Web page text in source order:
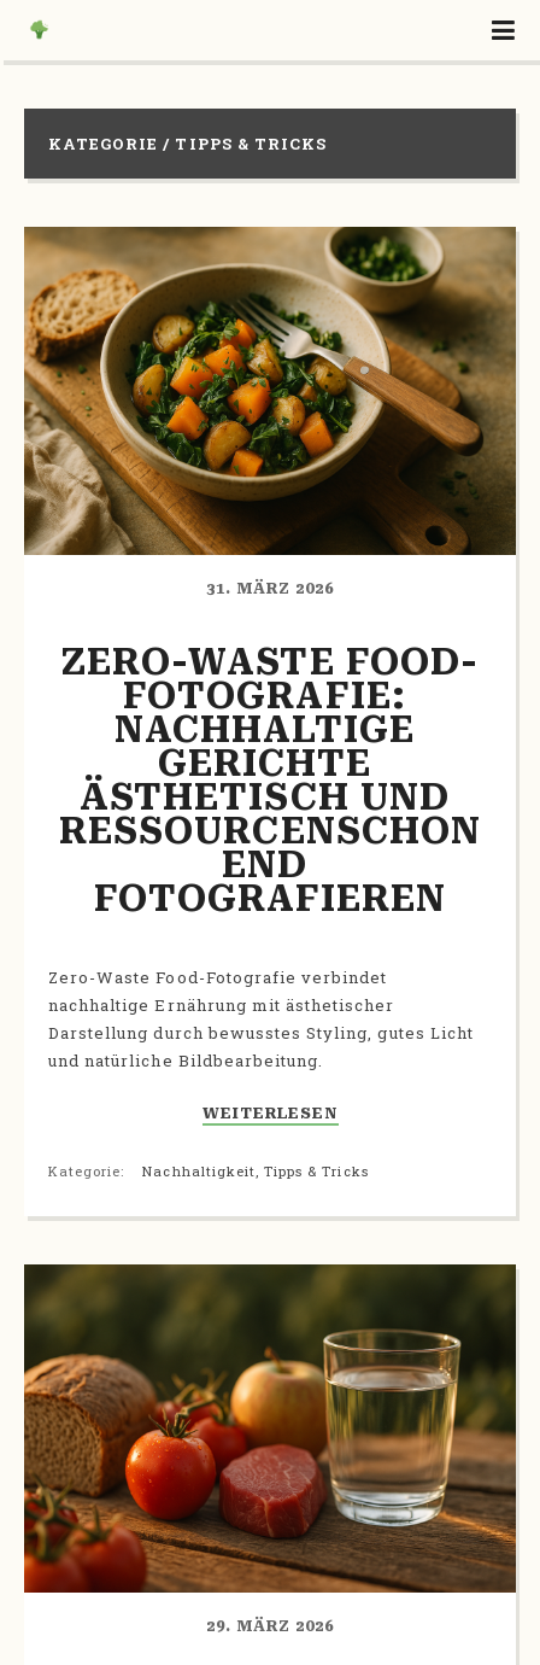
KATEGORIE / TIPPS & TRICKS
31. MÄRZ 2026
ZERO-WASTE FOOD-
FOTOGRAFIE:
NACHHALTIGE
GERICHTE
ÄSTHETISCH UND
RESSOURCENSCHON
END
FOTOGRAFIEREN
Zero-Waste Food-Fotografie verbindet
nachhaltige Ernährung mit ästhetischer
Darstellung durch bewusstes Styling, gutes Licht
und natürliche Bildbearbeitung.
WEITERLESEN
Kategorie: Nachhaltigkeit,Tipps & Tricks
29. MÄRZ 2026